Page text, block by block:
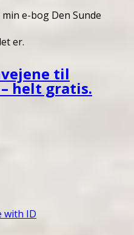
e-bog Den Sunde
er.
til
helt gratis.
with ID